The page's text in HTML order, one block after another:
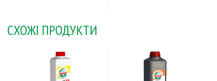
СХОЖІ ПРОДУКТИ